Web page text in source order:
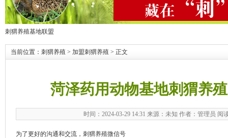
刺猬养殖基地联盟
当前位置： 刺猬养殖 > 加盟刺猬养殖 > 正文
菏泽药用动物基地刺猬养
时间：2024-03-29 14:31 来源：未知 作者：管理员 阅
为了更好的沟通和交流，刺猬养殖微信号